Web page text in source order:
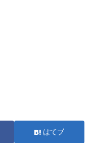
はてブ